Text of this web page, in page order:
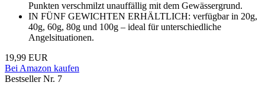
Punkten verschmilzt unauffällig mit dem Gewässergrund.
IN FÜNF GEWICHTEN ERHÄLTLICH: verfügbar in 20g,
40g, 60g, 80g und 100g – ideal für unterschiedliche
Angelsituationen.
19,99 EUR
Bei Amazon kaufen
Bestseller Nr. 7